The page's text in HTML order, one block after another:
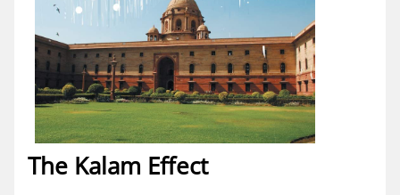
The Kalam Effect